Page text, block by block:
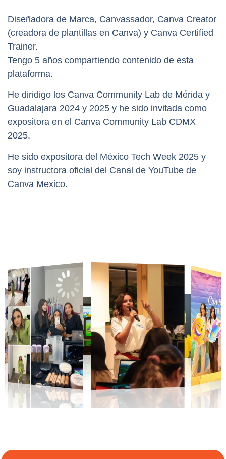
Diseñadora de Marca, Canvassador, Canva Creator
(creadora de plantillas en Canva) y Canva Certified
Trainer.
Tengo 5 años compartiendo contenido de esta
plataforma.
He diridigo los Canva Community Lab de Mérida y
Guadalajara 2024 y 2025 y he sido invitada como
expositora en el Canva Community Lab CDMX
2025.
He sido expositora del México Tech Week 2025 y
soy instructora oficial del Canal de YouTube de
Canva Mexico.